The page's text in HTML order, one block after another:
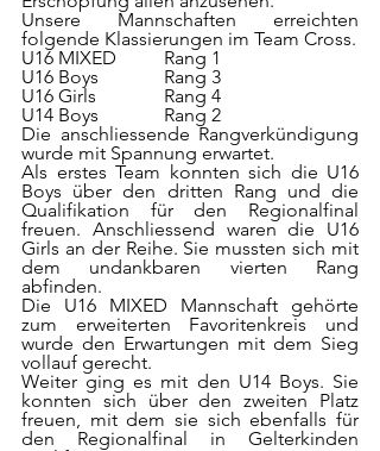
Unsere Mannschaften erreichten
folgende Klassierungen im Team Cross.
U16 MIXED	Rang 1
U16 Boys		Rang 3
U16 Girls		Rang 4
U14 Boys		Rang 2
Die anschliessende Rangverkündigung
wurde mit Spannung erwartet.
Als erstes Team konnten sich die U16
Boys über den dritten Rang und die
Qualifikation für den Regionalfinal
freuen. Anschliessend waren die U16
Girls an der Reihe. Sie mussten sich mit
dem undankbaren vierten Rang
abfinden.
Die U16 MIXED Mannschaft gehörte
zum erweiterten Favoritenkreis und
wurde den Erwartungen mit dem Sieg
vollauf gerecht.
Weiter ging es mit den U14 Boys. Sie
konnten sich über den zweiten Platz
freuen, mit dem sie sich ebenfalls für
den Regionalfinal in Gelterkinden